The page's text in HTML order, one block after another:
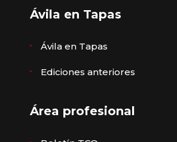
Ávila en Tapas
Ávila en Tapas
Ediciones anteriores
Área profesional